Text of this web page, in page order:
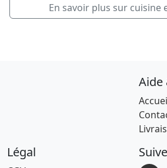
En savoir plus sur cuisine
Aide
Légal